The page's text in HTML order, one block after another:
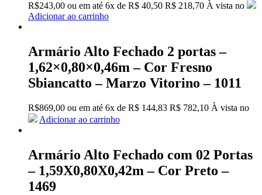
R$243,00 ou em até 6x de R$ 40,50 R$ 218,70 À vista no
Adicionar ao carrinho
Armário Alto Fechado 2 portas –
1,62×0,80×0,46m – Cor Fresno
Sbiancatto – Marzo Vitorino – 1011
R$869,00 ou em até 6x de R$ 144,83 R$ 782,10 À vista no
Adicionar ao carrinho
Armário Alto Fechado com 02 Portas
– 1,59X0,80X0,42m – Cor Preto –
1469